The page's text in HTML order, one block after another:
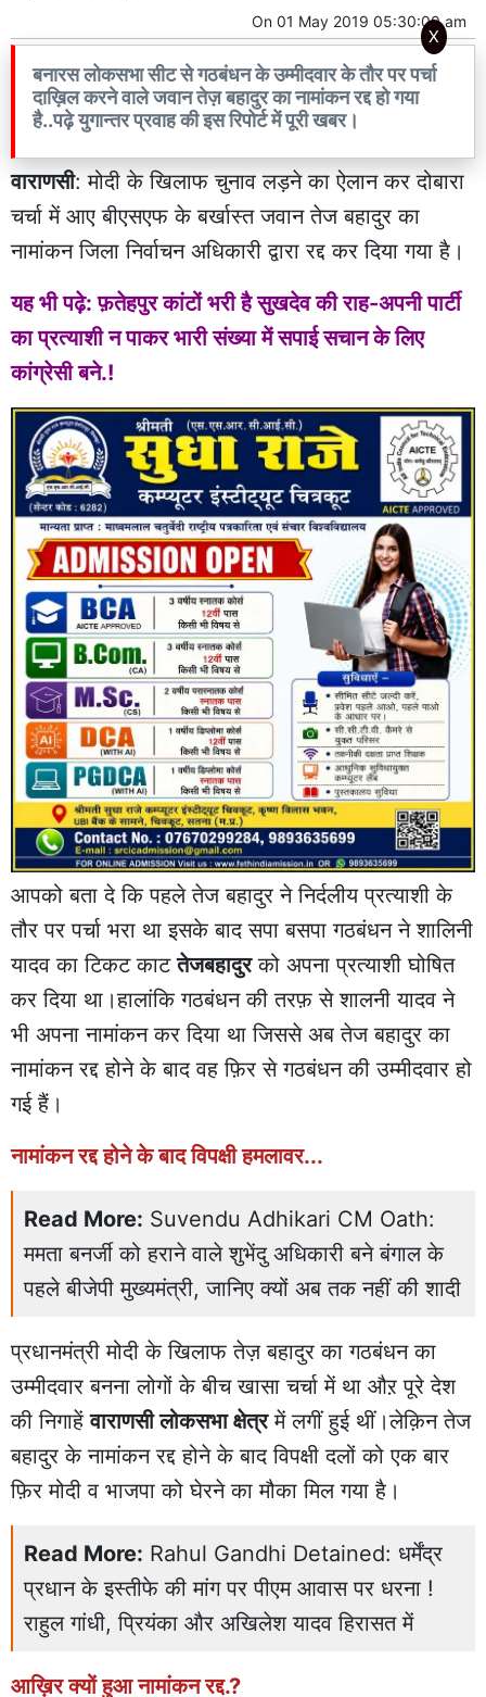
On 01 May 2019 05:30:00 am
बनारस लोकसभा सीट से गठबंधन के उम्मीदवार के तौर पर पर्चा
दाख़िल करने वाले जवान तेज़ बहादुर का नामांकन रद्द हो गया
है..पढ़े युगान्तर प्रवाह की इस रिपोर्ट में पूरी खबर।
वाराणसी: मोदी के खिलाफ चुनाव लड़ने का ऐलान कर दोबारा
चर्चा में आए बीएसएफ के बर्खास्त जवान तेज बहादुर का
नामांकन जिला निर्वाचन अधिकारी द्वारा रद्द कर दिया गया है।
यह भी पढ़े: फ़तेहपुर कांटों भरी है सुखदेव की राह-अपनी पार्टी
का प्रत्याशी न पाकर भारी संख्या में सपाई सचान के लिए
कांग्रेसी बने.!
आपको बता दे कि पहले तेज बहादुर ने निर्दलीय प्रत्याशी के
तौर पर पर्चा भरा था इसके बाद सपा बसपा गठबंधन ने शालिनी
यादव का टिकट काटतेजबहादुरको अपना प्रत्याशी घोषित
कर दिया था।हालांकि गठबंधन की तरफ़ से शालनी यादव ने
भी अपना नामांकन कर दिया था जिससे अब तेज बहादुर का
नामांकन रद्द होने के बाद वह फ़िर से गठबंधन की उम्मीदवार हो
गई हैं।
X
नामांकन रद्द होने के बाद विपक्षी हमलावर...
Read More: Suvendu Adhikari CM Oath:
ममता बनर्जी को हराने वाले शुभेंदु अधिकारी बने बंगाल के
पहले बीजेपी मुख्यमंत्री, जानिए क्यों अब तक नहीं की शादी
प्रधानमंत्री मोदी के खिलाफ तेज़ बहादुर का गठबंधन का
उम्मीदवार बनना लोगों के बीच खासा चर्चा में था औऱ पूरे देश
की निगाहेंवाराणसी लोकसभा क्षेत्रमें लगीं हुई थीं।लेक़िन तेज
बहादुर के नामांकन रद्द होने के बाद विपक्षी दलों को एक बार
फ़िर मोदी व भाजपा को घेरने का मौका मिल गया है।
Read More: Rahul Gandhi Detained: धर्मेंद्र
प्रधान के इस्तीफे की मांग पर पीएम आवास पर धरना !
राहुल गांधी, प्रियंका और अखिलेश यादव हिरासत में
आख़िर क्यों हुआ नामांकन रद्द.?